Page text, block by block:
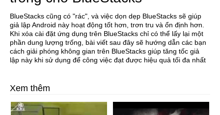
BlueStacks cũng có "rác", và việc dọn dẹp BlueStacks sẽ giúp
giả lập Android này hoạt động tốt hơn, trơn tru và ổn định hơn.
Khi xóa cài đặt ứng dụng trên BlueStacks chỉ có thể lấy lại một
phần dung lượng trống, bài viết sau đây sẽ hướng dẫn các bạn
cách giải phóng không gian trên BlueStacks giúp tăng tốc giả
lập này khi sử dụng để công việc đạt được hiệu quả tối đa nhất
Xem thêm